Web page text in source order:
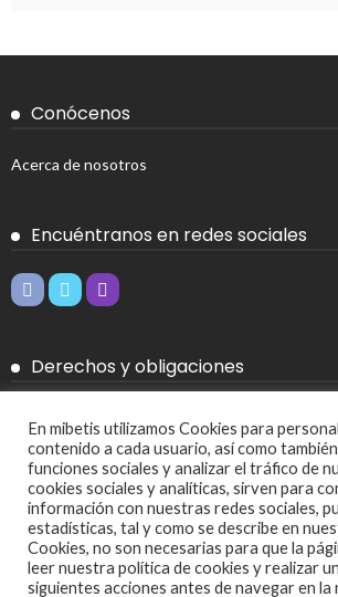
Conócenos
Acerca de nosotros
Encuéntranos en redes sociales
Derechos y obligaciones
Política de Cookies
Política de privacidad
Más
En mibetis utilizamos Cookies para
contenido a cada usuario, así como
funciones sociales y analizar el tráfico de
cookies sociales y analíticas, sirven para
información con nuestras redes sociales,
estadísticas, tal y como se describe en
Cookies, no son necesarias para que la
leer nuestra política de cookies y realizar
siguientes acciones antes de navegar en la